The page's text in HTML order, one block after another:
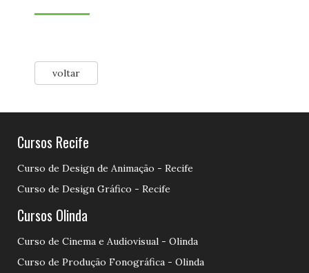
voltar
Cursos Recife
Curso de Design de Animação - Recife
Curso de Design Gráfico - Recife
Cursos Olinda
Curso de Cinema e Audiovisual - Olinda
Curso de Produção Fonográfica - Olinda